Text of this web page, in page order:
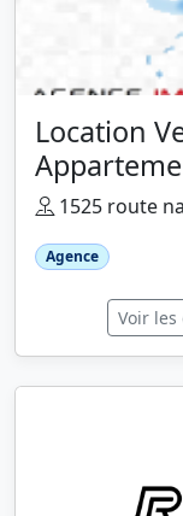
Location
1525 route
Agence
Voir les